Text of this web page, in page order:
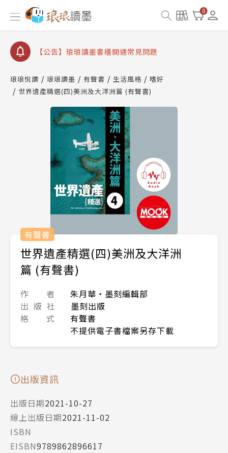
0
【公告】琅琅讀墨數位閱讀資產合併與書櫃開通申請
【公告】琅琅讀墨 3 分鐘完成書櫃開通與資產合併申
查詢
【公告】琅琅讀墨數位閱讀資產合併與書櫃開通申請
琅琅悅讀 琅琅讀墨 有聲書 生活風格
嗜好
世界遺產精選(四)美洲及大洋洲篇 (有聲書)
有聲書
世界遺產精選(四)美洲及大洋洲
篇 (有聲書)
作 者
朱月華‧墨刻編輯部
出 版 社
墨刻出版
格 式
有聲書
不提供電子書檔案另存下載
出版資訊
出版日期2021-10-27
線上出版日期2021-11-02
ISBN
EISBN9789862896617